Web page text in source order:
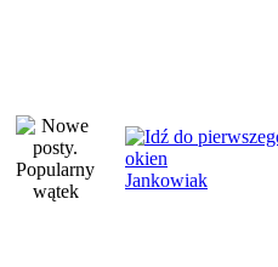
okien
Jankowiak